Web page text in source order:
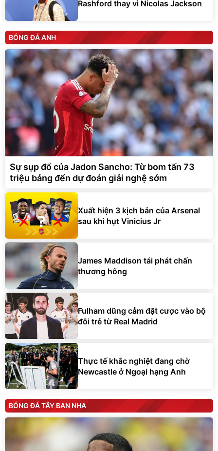
Rashford thay vì Nicolas Jackson
BÓNG ĐÁ ANH
Sự sụp đổ của Jadon Sancho: Từ bom tấn 73
triệu bảng đến dự đoán giải nghệ sớm
Xuất hiện 3 kịch bản của Arsenal
sau khi hụt Vinicius Jr
James Maddison tái phát chấn
thương hông
Fulham dũng cảm đặt cược vào bộ
đôi trẻ từ Real Madrid
Thực tế khắc nghiệt đang chờ
Newcastle ở Ngoại hạng Anh
BÓNG ĐÁ TÂY BAN NHA